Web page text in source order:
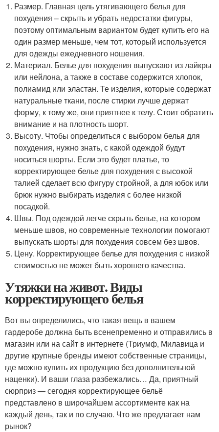
Размер. Главная цель утягивающего белья для
похудения – скрыть и убрать недостатки фигуры,
поэтому оптимальным вариантом будет купить его на
один размер меньше, чем тот, который используется
для одежды ежедневного ношения.
Материал. Белье для похудения выпускают из лайкры
или нейлона, а также в составе содержится хлопок,
полиамид или эластан. Те изделия, которые содержат
натуральные ткани, после стирки лучше держат
форму, к тому же, они приятнее к телу. Стоит обратить
внимание и на плотность шорт.
Высоту. Чтобы определиться с выбором белья для
похудения, нужно знать, с какой одеждой будут
носиться шорты. Если это будет платье, то
корректирующее белье для похудения с высокой
талией сделает всю фигуру стройной, а для юбок или
брюк нужно выбирать изделия с более низкой
посадкой.
Швы. Под одеждой легче скрыть белье, на котором
меньше швов, но современные технологии помогают
выпускать шорты для похудения совсем без швов.
Цену. Корректирующее белье для похудения с низкой
стоимостью не может быть хорошего качества.
Утяжки на живот. Виды
корректирующего белья
Вот вы определились, что такая вещь в вашем
гардеробе должна быть всенепременно и отправились в
магазин или на сайт в интернете (Триумф, Милавица и
другие крупные бренды имеют собственные страницы,
где можно купить их продукцию без дополнительной
наценки). И ваши глаза разбежались… Да, приятный
сюрприз — сегодня корректирующее бельё
представлено в широчайшем ассортименте как на
каждый день, так и по случаю. Что же предлагает нам
рынок?